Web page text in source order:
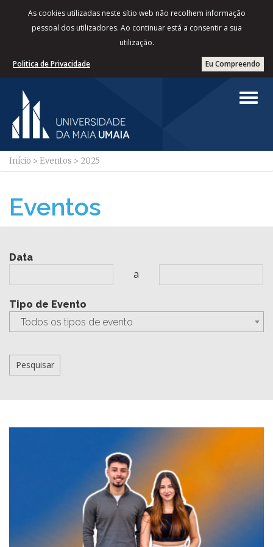
As cookies utilizadas neste sítio web não recolhem informação
pessoal dos utilizadores. Ao continuar está a consentir a sua
utilização.
Eu Compreendo
Politica de Privacidade
Início > Eventos > 2025
Eventos
Data
a
Tipo de Evento
Todos os tipos de evento